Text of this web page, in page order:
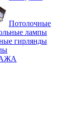
Потолочные
лампы
гирлянды